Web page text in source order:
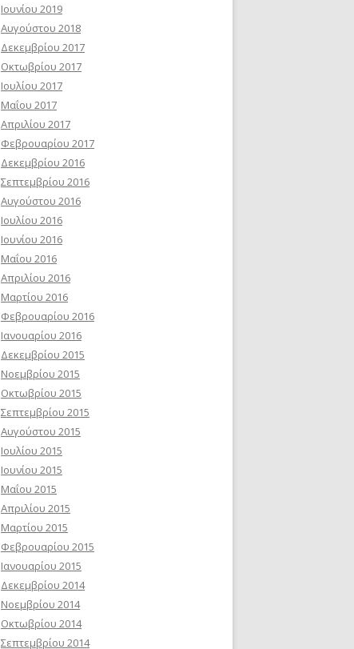
Ιουνίου 2019
Αυγούστου 2018
Δεκεμβρίου 2017
Οκτωβρίου 2017
Ιουλίου 2017
Μαΐου 2017
Απριλίου 2017
Φεβρουαρίου 2017
Δεκεμβρίου 2016
Σεπτεμβρίου 2016
Αυγούστου 2016
Ιουλίου 2016
Ιουνίου 2016
Μαΐου 2016
Απριλίου 2016
Μαρτίου 2016
Φεβρουαρίου 2016
Ιανουαρίου 2016
Δεκεμβρίου 2015
Νοεμβρίου 2015
Οκτωβρίου 2015
Σεπτεμβρίου 2015
Αυγούστου 2015
Ιουλίου 2015
Ιουνίου 2015
Μαΐου 2015
Απριλίου 2015
Μαρτίου 2015
Φεβρουαρίου 2015
Ιανουαρίου 2015
Δεκεμβρίου 2014
Νοεμβρίου 2014
Οκτωβρίου 2014
Σεπτεμβρίου 2014